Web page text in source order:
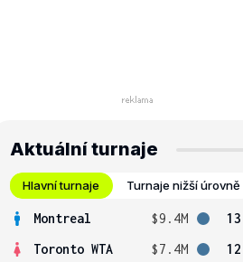
Aktuální turnaje
Hlavní turnaje Turnaje nižší úrovně
Montreal $9.4M
13
Toronto WTA
$7.4M 12